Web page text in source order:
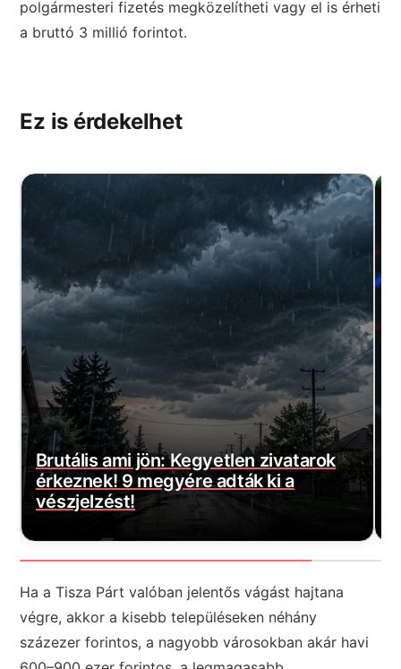
polgármesteri fizetés megközelítheti vagy el is érheti
a bruttó 3 millió forintot.
Ez is érdekelhet
Magyar Péter bejelentette a várva-
várt jó hírt! Végre elkezdődött…
Ha a Tisza Párt valóban jelentős vágást hajtana
végre, akkor a kisebb településeken néhány
százezer forintos, a nagyobb városokban akár havi